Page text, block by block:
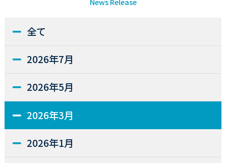
全て
2026年7月
2026年5月
2026年3月
2026年1月